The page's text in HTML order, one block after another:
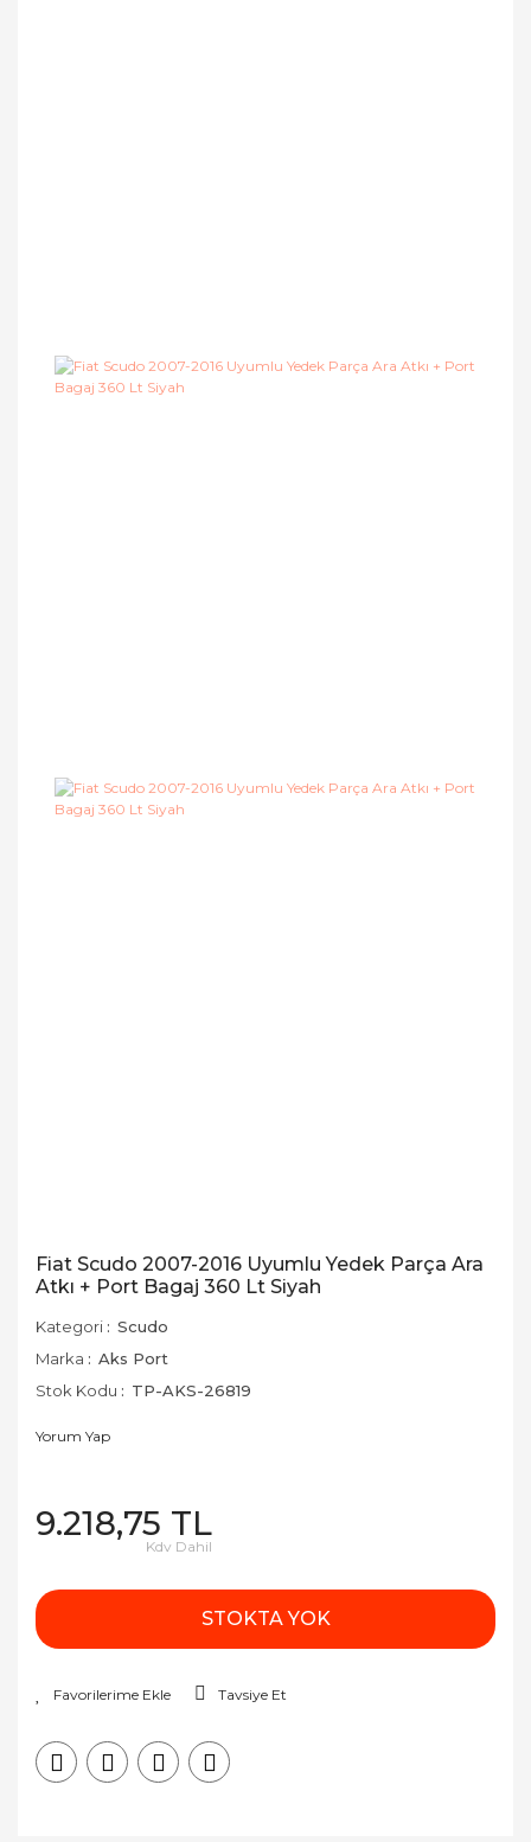
Fiat Scudo 2007-2016 Uyumlu Yedek Parça Ara
Atkı + Port Bagaj 360 Lt Siyah
Kategori
Scudo
Marka
Aks Port
Stok Kodu
TP-AKS-26819
Yorum Yap
9.218,75 TL
Kdv Dahil
STOKTA YOK
Tavsiye Et